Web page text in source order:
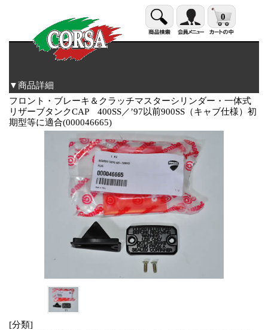
0
▼商品詳細
フロント・ブレーキ＆クラッチマスターシリンダー・一体式
リザーブタンクCAP 400SS／’97以前900SS（キャブ仕様）初
期型等に適合(000046665)
[分類]